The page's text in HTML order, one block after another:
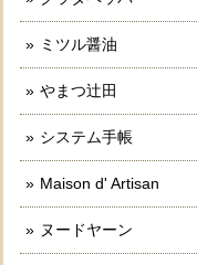
ミツル醤油
やまつ辻田
システム手帳
Maison d' Artisan
ヌードヤーン